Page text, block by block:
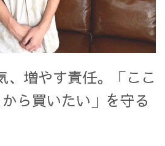
、増やす責任。「ここ
ら買いたい」を守る